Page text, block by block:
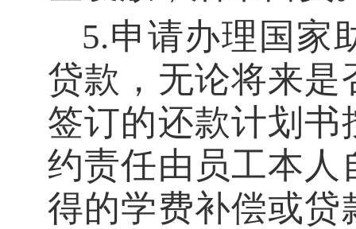
5.申请办理国家
贷款，无论将来
签订的还款计划
约责任由员工本人
得的学费补偿或贷